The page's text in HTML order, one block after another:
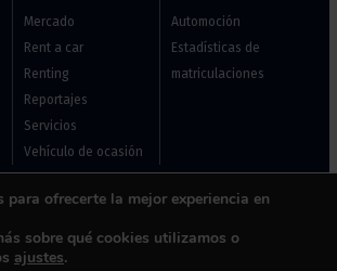
Mercado
Rent a car
Renting
Reportajes
Servicios
Vehículo de ocasión
Automoción
Estadísticas de
matriculaciones
para ofrecerte la mejor experiencia en
sobre qué cookies utilizamos o
ajustes.